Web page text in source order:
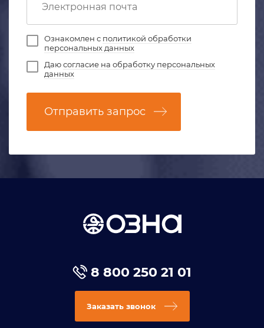
Ознакомлен с политикой обработки
персональных данных
Даюсогласие на обработку персональных
данных
Отправить запрос
8 800 250 21 01
Заказать звонок